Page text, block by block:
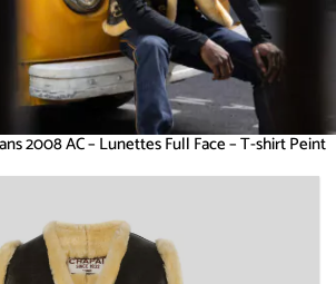
2008 AC – Lunettes Full Face – T-shirt Peint